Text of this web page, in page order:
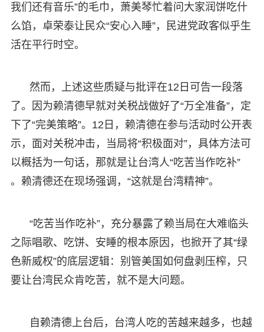
我们还有音乐”的毛巾，萧美琴忙着问大家润饼吃什
么馅，卓荣泰让民众“安心入睡”，民进党政客似乎生
活在平行时空。
然而，上述这些质疑与批评在12日可告一段落
了。因为赖清德早就对关税战做好了“万全准备”，定
下了“完美策略”。12日，赖清德在参与活动时公开表
示，面对关税冲击，当局将“积极面对”，具体方法可
以概括为一句话，那就是让台湾人“吃苦当作吃补”
。赖清德还在现场强调，“这就是台湾精神”。
“吃苦当作吃补”，充分暴露了赖当局在大难临头
之际唱歌、吃饼、安睡的根本原因，也掀开了其“绿
色新威权”的底层逻辑：别管美国如何盘剥压榨，只
要让台湾民众肯吃苦，就不是大问题。
自赖清德上台后，台湾人吃的苦越来越多，也越